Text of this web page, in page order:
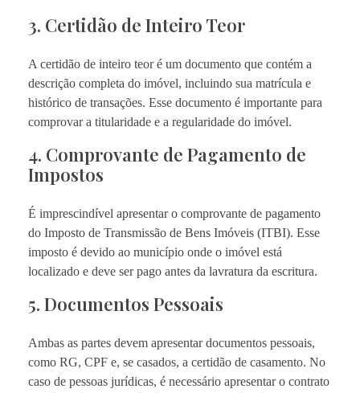
3. Certidão de Inteiro Teor
A certidão de inteiro teor é um documento que contém a
descrição completa do imóvel, incluindo sua matrícula e
histórico de transações. Esse documento é importante para
comprovar a titularidade e a regularidade do imóvel.
4. Comprovante de Pagamento de
Impostos
É imprescindível apresentar o comprovante de pagamento
do Imposto de Transmissão de Bens Imóveis (ITBI). Esse
imposto é devido ao município onde o imóvel está
localizado e deve ser pago antes da lavratura da escritura.
5. Documentos Pessoais
Ambas as partes devem apresentar documentos pessoais,
como RG, CPF e, se casados, a certidão de casamento. No
caso de pessoas jurídicas, é necessário apresentar o contrato